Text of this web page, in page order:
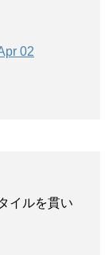
02
イルを貫い